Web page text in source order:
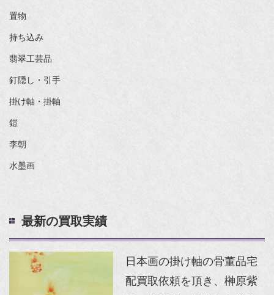
置物
持ち込み
翡翠工芸品
釘隠し・引手
掛け軸・掛軸
鎧
李朝
水墨画
最新の買取実績
日本画の掛け軸の骨董品宅
配買取依頼を頂き、榊原紫